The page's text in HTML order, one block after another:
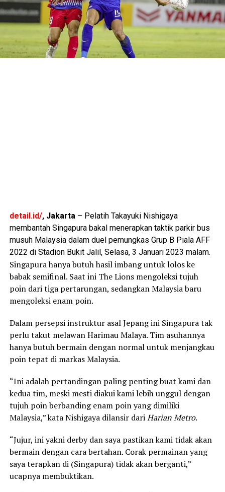
detail.id/, Jakarta– Pelatih Takayuki Nishigaya
membantah Singapura bakal menerapkan taktik parkir bus
musuh Malaysia dalam duel pemungkas Grup B Piala AFF
2022 di Stadion Bukit Jalil, Selasa, 3 Januari 2023 malam.
Singapura hanya butuh hasil imbang untuk lolos ke
babak semifinal. Saat ini The Lions mengoleksi tujuh
poin dari tiga pertarungan, sedangkan Malaysia baru
mengoleksi enam poin.
Dalam persepsi instruktur asal Jepang ini Singapura tak
perlu takut melawan Harimau Malaya. Tim asuhannya
hanya butuh bermain dengan normal untuk menjangkau
poin tepat di markas Malaysia.
“Ini adalah pertandingan paling penting buat kami dan
kedua tim, meski mesti diakui kami lebih unggul dengan
tujuh poin berbanding enam poin yang dimiliki
Malaysia,” kata Nishigaya dilansir dariHarian Metro.
“Jujur, ini yakni derby dan saya pastikan kami tidak akan
bermain dengan cara bertahan. Corak permainan yang
saya terapkan di (Singapura) tidak akan berganti,”
ucapnya membuktikan.